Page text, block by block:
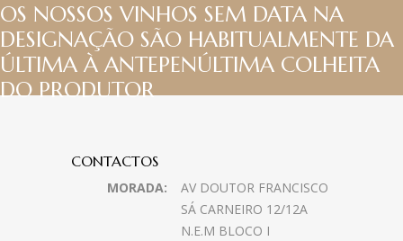
OS NOSSOS VINHOS SEM DATA NA
DESIGNAÇÃO SÃO HABITUALMENTE DA
ÚLTIMA À ANTEPENÚLTIMA COLHEITA
DO PRODUTOR
CONTACTOS
MORADA:
AV DOUTOR FRANCISCO
SÁ CARNEIRO 12/12A
N.E.M BLOCO I